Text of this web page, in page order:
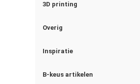
3D printing
Overig
Inspiratie
B-keus artikelen